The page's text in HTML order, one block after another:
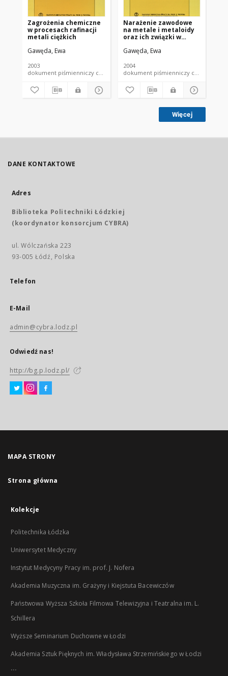
Zagrożenia chemiczne
w procesach rafinacji
metali ciężkich
Gawęda, Ewa
2003
dokument piśmienniczy czasopismo - artykuł
Narażenie zawodowe
na metale i metaloidy
oraz ich związki w
metali ciężkich
Gawęda, Ewa
2004
dokument piśmienniczy
Więcej
DANE KONTAKTOWE
Adres
Biblioteka Politechniki Łódzkiej
(koordynator konsorcjum CYBRA)
ul. Wólczańska 223
93-005 Łódź, Polska
Telefon
E-Mail
admin@cybra.lodz.pl
Odwiedź nas!
http://bg.p.lodz.pl/
MAPA STRONY
Strona główna
Kolekcje
Politechnika Łódzka
Uniwersytet Medyczny
Instytut Medycyny Pracy im. prof. J. Nofera
Akademia Muzyczna im. Grażyny i Kiejstuta Bacewiczów
Państwowa Wyższa Szkoła Filmowa Telewizyjna i Teatralna im. L.
Schillera
Wyższe Seminarium Duchowne w Łodzi
Akademia Sztuk Pięknych im. Władysława Strzemińskiego w Łodzi
...